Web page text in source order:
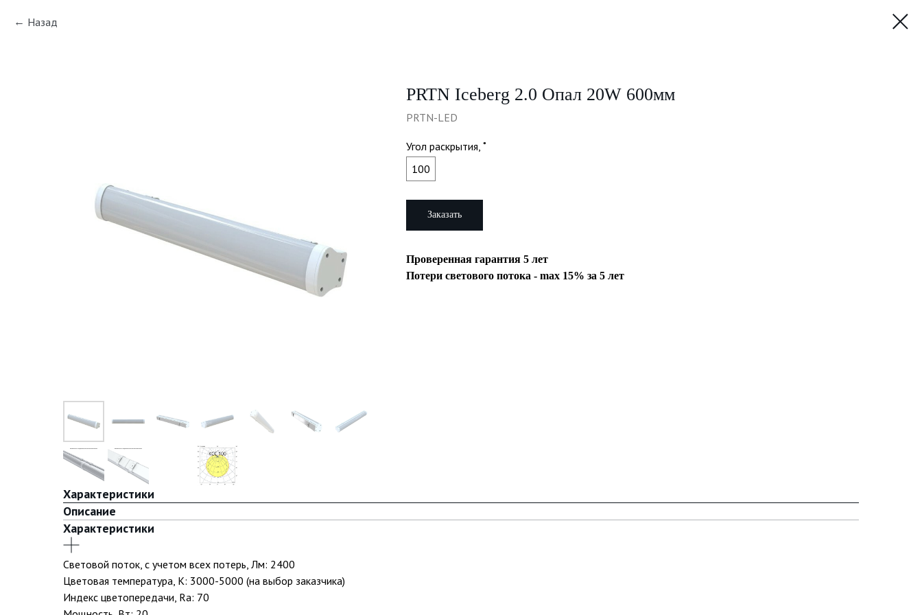
Назад
PRTN Iceberg 2.0 Опал 20W 600мм
PRTN-LED
Угол раскрытия, ˚
100
Заказать
Проверенная гарантия 5 лет
Потери светового потока - max 15% за 5 лет
Характеристики
Описание
Характеристики
Световой поток, с учетом всех потерь, Лм: 2400
Цветовая температура, К: 3000-5000 (на выбор заказчика)
Индекс цветопередачи, Ra: 70